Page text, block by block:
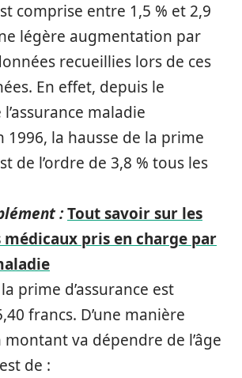
comprise entre 1,5 % et 2,9
légère augmentation par
recueillies lors de ces
En effet, depuis le
maladie
la hausse de la prime
de l’ordre de 3,8 % tous les
:Tout savoir sur les
pris en charge par
prime d’assurance est
francs. D’une manière
va dépendre de l’âge
de :